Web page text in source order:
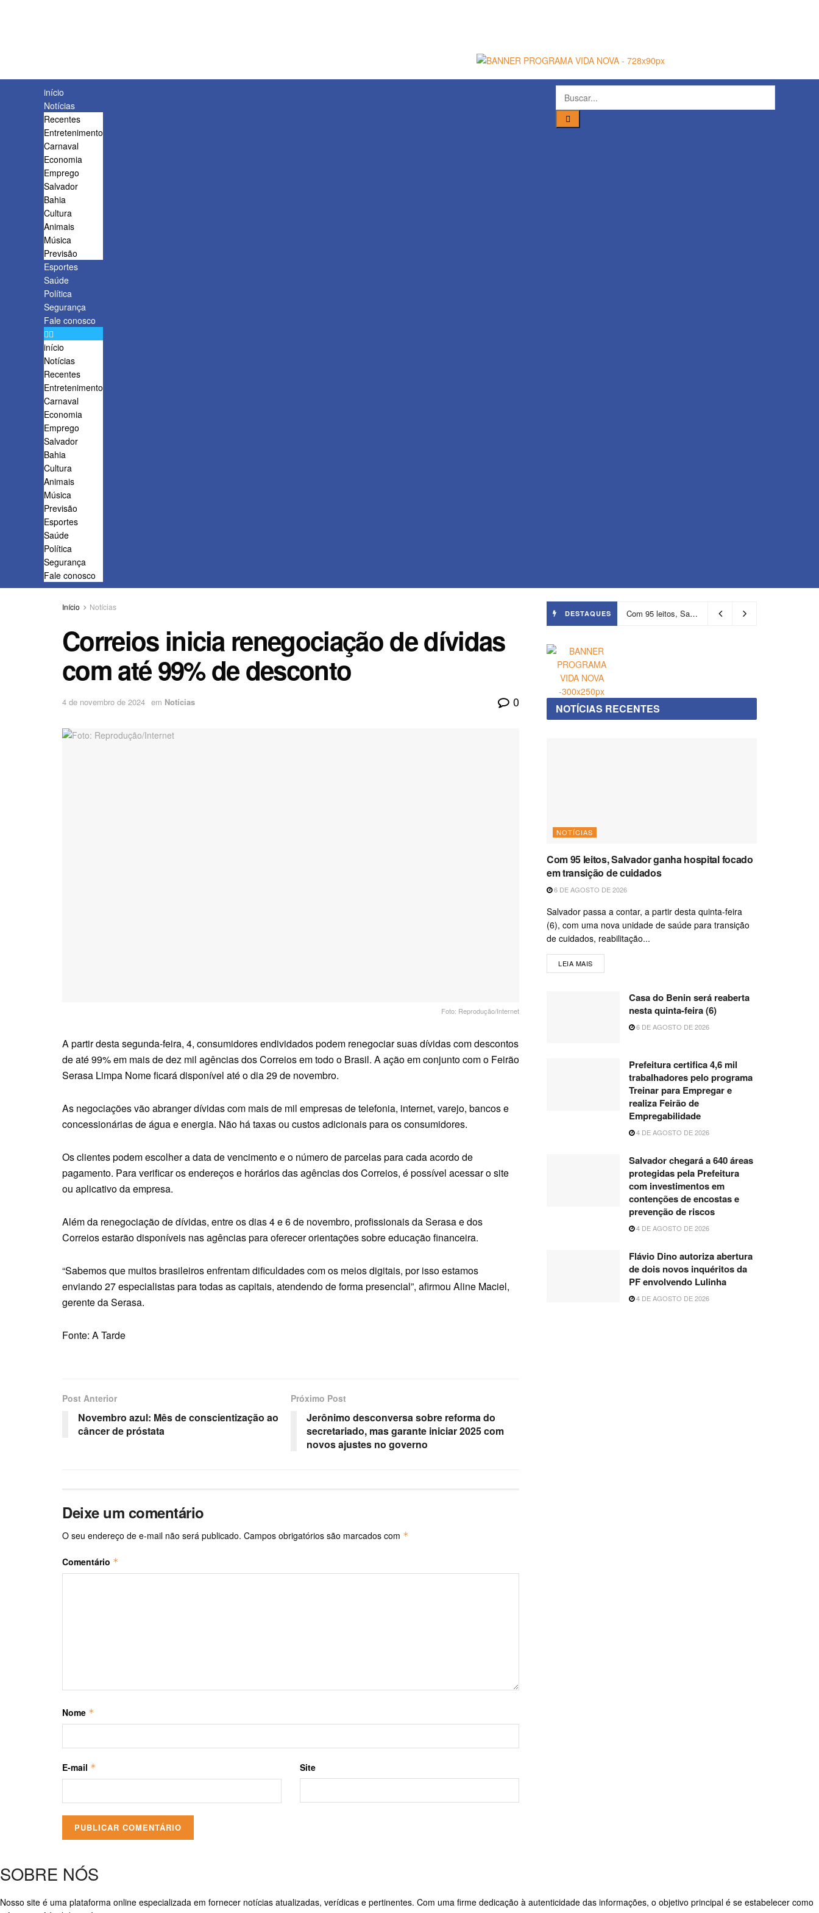
início
Notícias
Recentes
Entretenimento
Carnaval
Economia
Emprego
Salvador
Bahia
Cultura
Animais
Música
Previsão
Esportes
Saúde
Política
Segurança
Fale conosco
início
Notícias
Recentes
Entretenimento
Carnaval
Economia
Emprego
Salvador
Bahia
Cultura
Animais
Música
Previsão
Esportes
Saúde
Política
Segurança
Fale conosco
Início Notícias
Correios inicia renegociação de dívidas
com até 99% de desconto
4 de novembro de 2024 em Notícias 0
Foto: Reprodução/Internet
A partir desta segunda-feira, 4, consumidores endividados podem renegociar suas dívidas com descontos
de até 99% em mais de dez mil agências dos Correios em todo o Brasil. A ação em conjunto com o Feirão
Serasa Limpa Nome ficará disponível até o dia 29 de novembro.
As negociações vão abranger dívidas com mais de mil empresas de telefonia, internet, varejo, bancos e
concessionárias de água e energia. Não há taxas ou custos adicionais para os consumidores.
Os clientes podem escolher a data de vencimento e o número de parcelas para cada acordo de
pagamento. Para verificar os endereços e horários das agências dos Correios, é possível acessar o site
ou aplicativo da empresa.
Além da renegociação de dívidas, entre os dias 4 e 6 de novembro, profissionais da Serasa e dos
Correios estarão disponíveis nas agências para oferecer orientações sobre educação financeira.
“Sabemos que muitos brasileiros enfrentam dificuldades com os meios digitais, por isso estamos
enviando 27 especialistas para todas as capitais, atendendo de forma presencial”, afirmou Aline Maciel,
gerente da Serasa.
Fonte: A Tarde
Post Anterior
Novembro azul: Mês de conscientização ao
câncer de próstata
Próximo Post
Jerônimo desconversa sobre reforma do
secretariado, mas garante iniciar 2025 com
novos ajustes no governo
Deixe um comentário
O seu endereço de e-mail não será publicado. Campos obrigatórios são marcados com *
Comentário *
Nome *
E-mail * Site
DESTAQUES Com 95 leitos, Salvador ganha hospital focado em transição de cuidados
NOTÍCIAS RECENTES
NOTÍCIAS
Com 95 leitos, Salvador ganha hospital focado
em transição de cuidados
6 DE AGOSTO DE 2026
Salvador passa a contar, a partir desta quinta-feira
(6), com uma nova unidade de saúde para transição
de cuidados, reabilitação...
LEIA MAIS
Casa do Benin será reaberta
nesta quinta-feira (6)
6 DE AGOSTO DE 2026
Prefeitura certifica 4,6 mil
trabalhadores pelo programa
Treinar para Empregar e
realiza Feirão de
Empregabilidade
4 DE AGOSTO DE 2026
Salvador chegará a 640 áreas
protegidas pela Prefeitura
com investimentos em
contenções de encostas e
prevenção de riscos
4 DE AGOSTO DE 2026
Flávio Dino autoriza abertura
de dois novos inquéritos da
PF envolvendo Lulinha
4 DE AGOSTO DE 2026
SOBRE NÓS
Nosso site é uma plataforma online especializada em fornecer notícias atualizadas, verídicas e pertinentes. Com uma firme dedicação à autenticidade das informações, o objetivo principal é se estabelecer como